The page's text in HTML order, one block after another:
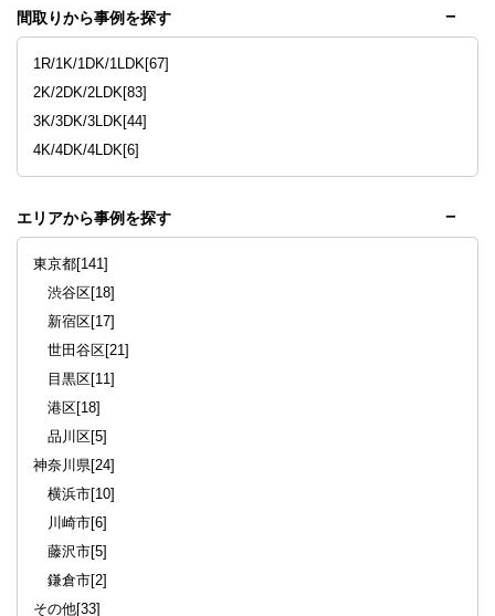
間取りから事例を探す
1R/1K/1DK/1LDK[67]
2K/2DK/2LDK[83]
3K/3DK/3LDK[44]
4K/4DK/4LDK[6]
エリアから事例を探す
東京都[141]
渋谷区[18]
新宿区[17]
世田谷区[21]
目黒区[11]
港区[18]
品川区[5]
神奈川県[24]
横浜市[10]
川崎市[6]
藤沢市[5]
鎌倉市[2]
その他[33]